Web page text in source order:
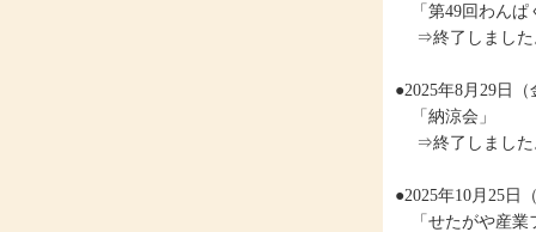
「第49回わんぱ
⇒終了しました
●2025年8月29日
「納涼会」
⇒終了しました
●2025年10月25日
「せたがや産業